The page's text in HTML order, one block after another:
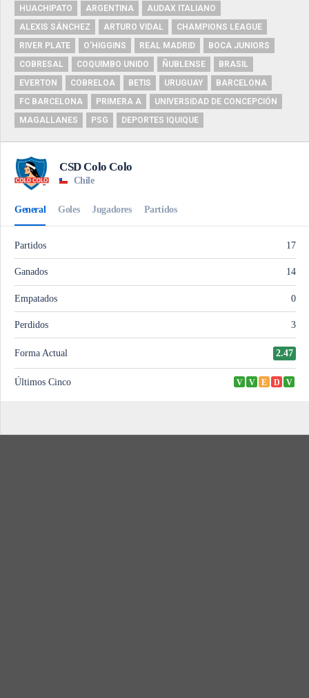
HUACHIPATO
ARGENTINA
AUDAX ITALIANO
ALEXIS SÁNCHEZ
ARTURO VIDAL
CHAMPIONS LEAGUE
RIVER PLATE
O'HIGGINS REAL MADRID
BOCA JUNIORS
COBRESAL
COQUIMBO UNIDO ÑUBLENSE
BRASIL
EVERTON
COBRELOA BETIS URUGUAY
BARCELONA
FC BARCELONA
PRIMERA A
UNIVERSIDAD DE CONCEPCIÓN
MAGALLANES
PSG DEPORTES IQUIQUE